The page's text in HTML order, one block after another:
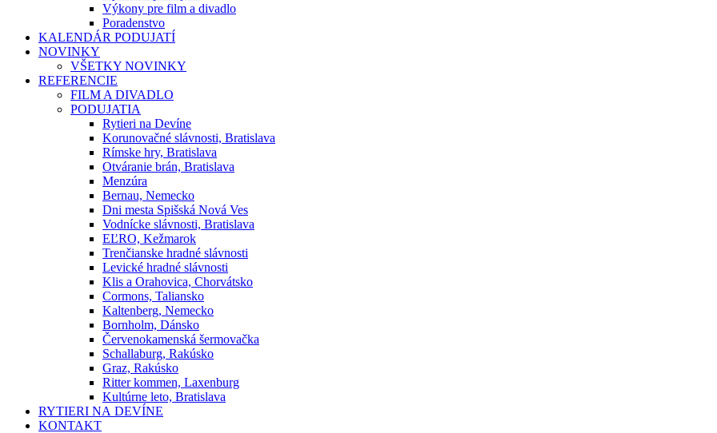
Výkony pre film a divadlo
Poradenstvo
KALENDÁR PODUJATÍ
NOVINKY
VŠETKY NOVINKY
REFERENCIE
FILM A DIVADLO
PODUJATIA
Rytieri na Devíne
Korunovačné slávnosti, Bratislava
Rímske hry, Bratislava
Otváranie brán, Bratislava
Menzúra
Bernau, Nemecko
Dni mesta Spišská Nová Ves
Vodnícke slávnosti, Bratislava
EĽRO, Kežmarok
Trenčianske hradné slávnosti
Levické hradné slávnosti
Klis a Orahovica, Chorvátsko
Cormons, Taliansko
Kaltenberg, Nemecko
Bornholm, Dánsko
Červenokamenská šermovačka
Schallaburg, Rakúsko
Graz, Rakúsko
Ritter kommen, Laxenburg
Kultúrne leto, Bratislava
RYTIERI NA DEVÍNE
KONTAKT